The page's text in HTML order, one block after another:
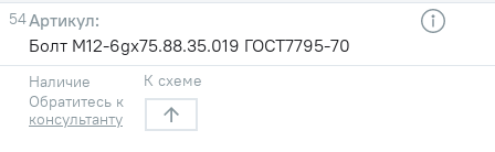
54
Болт М12-6gх75.88.35.019 ГОСТ7795-70
Наличие
Обратитесь к
консультанту
К схеме